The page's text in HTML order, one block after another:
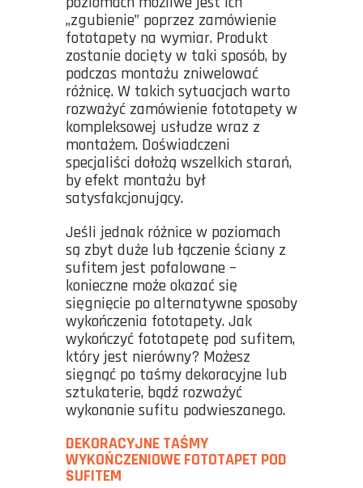
„zgubienie” poprzez zamówienie
fototapety na wymiar. Produkt
zostanie docięty w taki sposób, by
podczas montażu zniwelować
różnicę. W takich sytuacjach warto
rozważyć zamówienie fototapety w
kompleksowej usłudze wraz z
montażem. Doświadczeni
specjaliści dołożą wszelkich starań,
by efekt montażu był
satysfakcjonujący.
Jeśli jednak różnice w poziomach
są zbyt duże lub łączenie ściany z
sufitem jest pofalowane –
konieczne może okazać się
sięgnięcie po alternatywne sposoby
wykończenia fototapety. Jak
wykończyć fototapetę pod sufitem,
który jest nierówny? Możesz
sięgnąć po taśmy dekoracyjne lub
sztukaterie, bądź rozważyć
wykonanie sufitu podwieszanego.
DEKORACYJNE TAŚMY
WYKOŃCZENIOWE FOTOTAPET POD
SUFITEM